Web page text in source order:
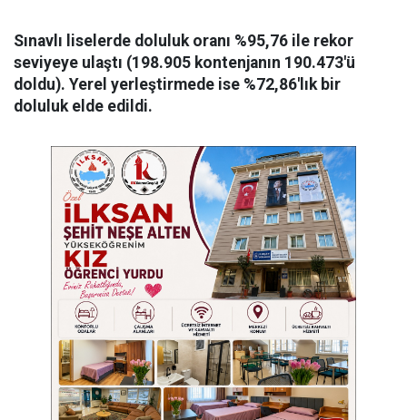
Sınavlı liselerde doluluk oranı %95,76 ile rekor
seviyeye ulaştı (198.905 kontenjanın 190.473'ü
doldu). Yerel yerleştirmede ise %72,86'lık bir
doluluk elde edildi.